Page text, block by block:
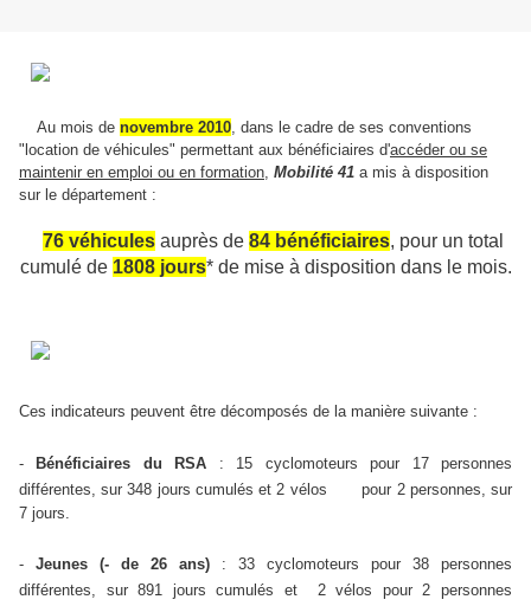
Au mois de novembre 2010, dans le cadre de ses conventions
"location de véhicules" permettant aux bénéficiaires d'accéder ou se
maintenir en emploi ou en formation, Mobilité 41 a mis à disposition
sur le département :
76 véhiculesauprès de 84 bénéficiaires, pour un total
cumulé de 1808 jours* de mise à disposition dans le mois.
Ces indicateurs peuvent être décomposés de la manière suivante :
- Bénéficiaires du RSA : 15 cyclomoteurs pour 17 personnes
différentes, sur 348 jours cumulés et 2 vélos pour 2 personnes, sur
7 jours.
- Jeunes (- de 26 ans) :
33 cyclomoteurs pour 38 personnes
différentes, sur 891 jours cumulés et
2 vélos pour 2 personnes